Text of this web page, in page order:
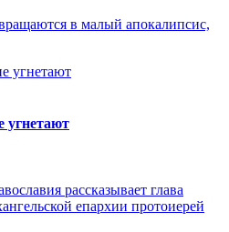
в малый апокалипсис,
угнетают
рассказывает глава
епархии протоиерей